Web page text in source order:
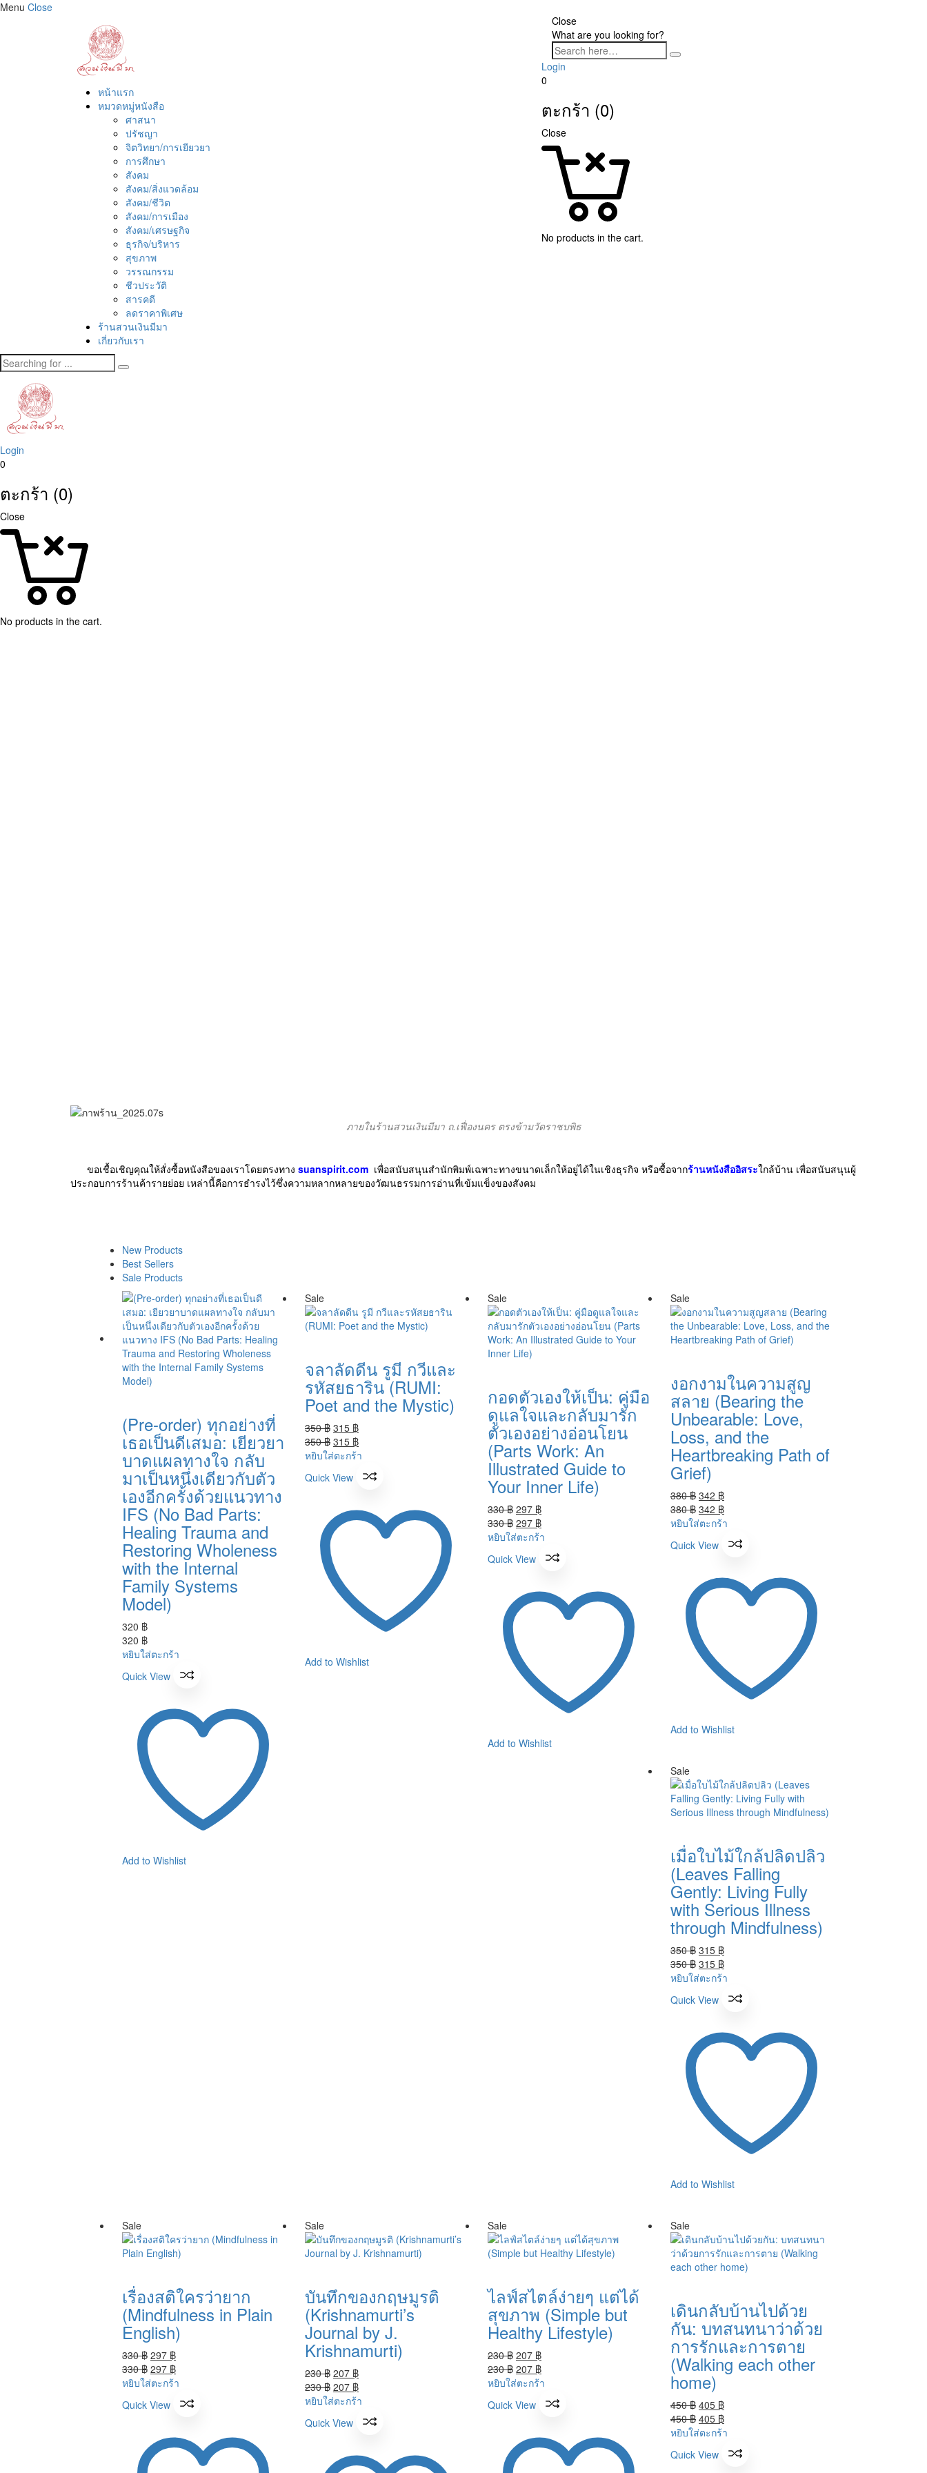
Menu Close
หน้าแรก
หมวดหมู่หนังสือ
ศาสนา
ปรัชญา
จิตวิทยา/การเยียวยา
การศึกษา
สังคม
สังคม/สิ่งแวดล้อม
สังคม/ชีวิต
สังคม/การเมือง
สังคม/เศรษฐกิจ
ธุรกิจ/บริหาร
สุขภาพ
วรรณกรรม
ชีวประวัติ
สารคดี
ลดราคาพิเศษ
ร้านสวนเงินมีมา
เกี่ยวกับเรา
Close
What are you looking for?
Login
0
ตะกร้า (0)
Close
No products in the cart.
Login
0
ตะกร้า (0)
Close
No products in the cart.
ภายในร้านสวนเงินมีมา ถ.เฟื่องนคร ตรงข้ามวัดราชบพิธ
ขอเชื้อเชิญคุณให้สั่งซื้อหนังสือของเราโดยตรงทาง suanspirit.com เพื่อสนับสนุนสำนักพิมพ์เฉพาะทางขนาดเล็กให้อยู่ได้ในเชิงธุรกิจ หรือซื้อจากร้านหนังสืออิสระใกล้บ้าน เพื่อสนับสนุนผู้
ประกอบการร้านค้ารายย่อย เหล่านี้คือการธำรงไว้ซึ่งความหลากหลายของวัฒนธรรมการอ่านที่เข้มแข็งของสังคม
New Products
Best Sellers
Sale Products
(Pre-order) ทุกอย่างที่
เธอเป็นดีเสมอ: เยียวยา
บาดแผลทางใจ กลับ
มาเป็นหนึ่งเดียวกับตัว
เองอีกครั้งด้วยแนวทาง
IFS (No Bad Parts:
Healing Trauma and
Restoring Wholeness
with the Internal
Family Systems
Model)
320 ฿
320 ฿
หยิบใส่ตะกร้า
Quick View
Add to Wishlist
Sale
จลาลัดดีน รูมี กวีและ
รหัสยธาริน (RUMI:
Poet and the Mystic)
350฿ Original
price
was:
315 ฿Current
price
is:
315 ฿.
350฿ Original
price
350 ฿.
315 ฿Current
price
315 ฿.
หยิบใส่ตะกร้า
Quick View
Add to Wishlist
Sale
กอดตัวเองให้เป็น: คู่มือ
ดูแลใจและกลับมารัก
ตัวเองอย่างอ่อนโยน
(Parts Work: An
Illustrated Guide to
Your Inner Life)
330฿ Original
price
was:
297 ฿Current
price
is:
297 ฿.
330฿ Original
price
330 ฿.
297 ฿Current
price
297 ฿.
หยิบใส่ตะกร้า
Quick View
Add to Wishlist
Sale
งอกงามในความสูญ
สลาย (Bearing the
Unbearable: Love,
Loss, and the
Heartbreaking Path of
Grief)
380฿ Original
price
was:
342 ฿Current
price
is:
342 ฿.
380฿ Original
price
380 ฿.
342 ฿Current
price
342 ฿.
หยิบใส่ตะกร้า
Quick View
Add to Wishlist
Sale
เมื่อใบไม้ใกล้ปลิดปลิว
(Leaves Falling
Gently: Living Fully
with Serious Illness
through Mindfulness)
350฿ Original
price
was:
315 ฿Current
price
is:
315 ฿.
350฿ Original
price
350 ฿.
315 ฿Current
price
315 ฿.
หยิบใส่ตะกร้า
Quick View
Add to Wishlist
Sale
เรื่องสติใครว่ายาก
(Mindfulness in Plain
English)
330฿ Original
price
was:
297 ฿Current
price
is:
297 ฿.
330฿ Original
price
330 ฿.
297 ฿Current
price
297 ฿.
หยิบใส่ตะกร้า
Quick View
Sale
บันทึกของกฤษมูรติ
(Krishnamurti’s
Journal by J.
Krishnamurti)
230฿ Original
price
was:
207 ฿Current
price
is:
207 ฿.
230฿ Original
price
230 ฿.
207 ฿Current
price
207 ฿.
หยิบใส่ตะกร้า
Quick View
Sale
ไลฟ์สไตล์ง่ายๆ แต่ได้
สุขภาพ (Simple but
Healthy Lifestyle)
230฿ Original
price
was:
207 ฿Current
price
is:
207 ฿.
230฿ Original
price
230 ฿.
207 ฿Current
price
207 ฿.
หยิบใส่ตะกร้า
Quick View
Sale
เดินกลับบ้านไปด้วย
กัน: บทสนทนาว่าด้วย
การรักและการตาย
(Walking each other
home)
450฿ Original
price
was:
405 ฿Current
price
is:
405 ฿.
450฿ Original
price
450 ฿.
405 ฿Current
price
405 ฿.
หยิบใส่ตะกร้า
Quick View